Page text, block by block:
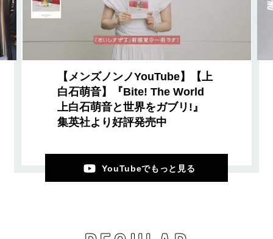
【メンズノンノYouTube】【上
白石萌音】『Bite! The World
上白石萌音と世界をガブリ!』
集英社より好評発売中
YouTubeでもっと見る